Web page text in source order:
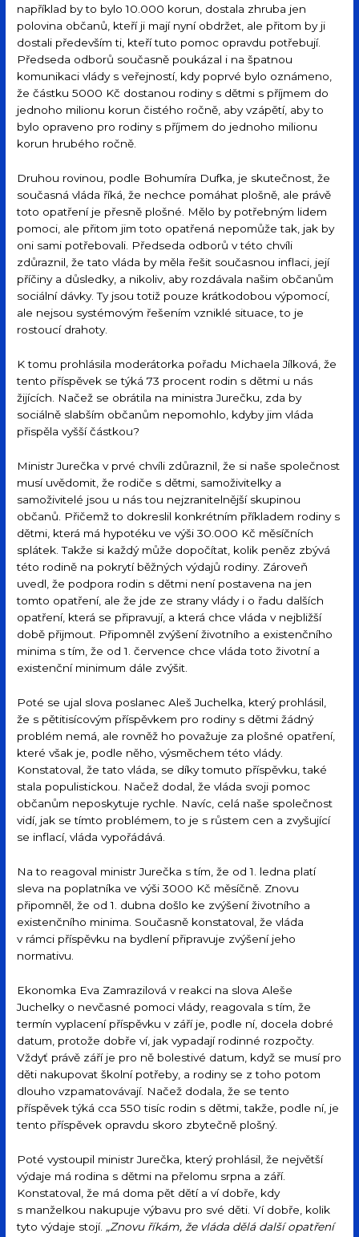
například by to bylo 10.000 korun, dostala zhruba jen
polovina občanů, kteří ji mají nyní obdržet, ale přitom by ji
dostali především ti, kteří tuto pomoc opravdu potřebují.
Předseda odborů současně poukázal i na špatnou
komunikaci vlády s veřejností, kdy poprvé bylo oznámeno,
že částku 5000 Kč dostanou rodiny s dětmi s příjmem do
jednoho milionu korun čistého ročně, aby vzápětí, aby to
bylo opraveno pro rodiny s příjmem do jednoho milionu
korun hrubého ročně.
Druhou rovinou, podle Bohumíra Dufka, je skutečnost, že
současná vláda říká, že nechce pomáhat plošně, ale právě
toto opatření je přesně plošné. Mělo by potřebným lidem
pomoci, ale přitom jim toto opatřená nepomůže tak, jak by
oni sami potřebovali. Předseda odborů v této chvíli
zdůraznil, že tato vláda by měla řešit současnou inflaci, její
příčiny a důsledky, a nikoliv, aby rozdávala našim občanům
sociální dávky. Ty jsou totiž pouze krátkodobou výpomocí,
ale nejsou systémovým řešením vzniklé situace, to je
rostoucí drahoty.
K tomu prohlásila moderátorka pořadu Michaela Jílková, že
tento příspěvek se týká 73 procent rodin s dětmi u nás
žijících. Načež se obrátila na ministra Jurečku, zda by
sociálně slabším občanům nepomohlo, kdyby jim vláda
přispěla vyšší částkou?
Ministr Jurečka v prvé chvíli zdůraznil, že si naše společnost
musí uvědomit, že rodiče s dětmi, samoživitelky a
samoživitelé jsou u nás tou nejzranitelnější skupinou
občanů. Přičemž to dokreslil konkrétním příkladem rodiny s
dětmi, která má hypotéku ve výši 30.000 Kč měsíčních
splátek. Takže si každý může dopočítat, kolik peněz zbývá
této rodině na pokrytí běžných výdajů rodiny. Zároveň
uvedl, že podpora rodin s dětmi není postavena na jen
tomto opatření, ale že jde ze strany vlády i o řadu dalších
opatření, která se připravují, a která chce vláda v nejbližší
době přijmout. Připomněl zvýšení životního a existenčního
minima s tím, že od 1. července chce vláda toto životní a
existenční minimum dále zvýšit.
Poté se ujal slova poslanec Aleš Juchelka, který prohlásil,
že s pětitisícovým příspěvkem pro rodiny s dětmi žádný
problém nemá, ale rovněž ho považuje za plošné opatření,
které však je, podle něho, výsměchem této vlády.
Konstatoval, že tato vláda, se díky tomuto příspěvku, také
stala populistickou. Načež dodal, že vláda svoji pomoc
občanům neposkytuje rychle. Navíc, celá naše společnost
vidí, jak se tímto problémem, to je s růstem cen a zvyšující
se inflací, vláda vypořádává.
Na to reagoval ministr Jurečka s tím, že od 1. ledna platí
sleva na poplatníka ve výši 3000 Kč měsíčně. Znovu
připomněl, že od 1. dubna došlo ke zvýšení životního a
existenčního minima. Současně konstatoval, že vláda
v rámci příspěvku na bydlení připravuje zvýšení jeho
normativu.
Ekonomka Eva Zamrazilová v reakci na slova Aleše
Juchelky o nevčasné pomoci vlády, reagovala s tím, že
termín vyplacení příspěvku v září je, podle ní, docela dobré
datum, protože dobře ví, jak vypadají rodinné rozpočty.
Vždyť právě září je pro ně bolestivé datum, když se musí pro
děti nakupovat školní potřeby, a rodiny se z toho potom
dlouho vzpamatovávají. Načež dodala, že se tento
příspěvek týká cca 550 tisíc rodin s dětmi, takže, podle ní, je
tento příspěvek opravdu skoro zbytečně plošný.
Poté vystoupil ministr Jurečka, který prohlásil, že největší
výdaje má rodina s dětmi na přelomu srpna a září.
Konstatoval, že má doma pět dětí a ví dobře, kdy
s manželkou nakupuje výbavu pro své děti. Ví dobře, kolik
tyto výdaje stojí. „Znovu říkám, že vláda dělá další opatření